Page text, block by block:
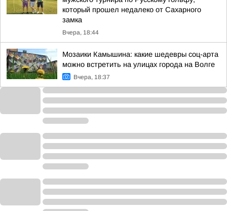
который прошел недалеко от Сахарного
замка
Вчера, 18:44
Мозаики Камышина: какие шедевры соц-арта
можно встретить на улицах города на Волге
Вчера, 18:37